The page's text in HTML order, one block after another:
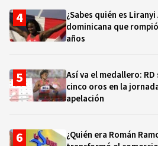
¿Sabes quién es
dominicana que
años
Así va el medallero:
cinco oros en la
apelación
¿Quién era Román